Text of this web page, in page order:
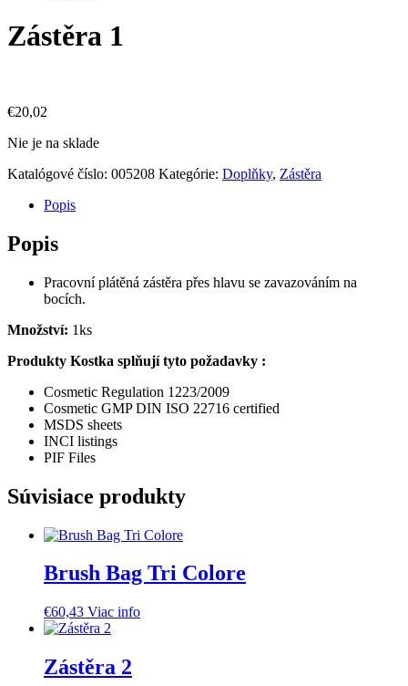
Zástěra 1
€20,02
Nie je na sklade
Katalógové číslo: 005208 Kategórie: Doplňky, Zástěra
Popis
Popis
Pracovní plátěná zástěra přes hlavu se zavazováním na
bocích.
Množství: 1ks
Produkty Kostka splňují tyto požadavky :
Cosmetic Regulation 1223/2009
Cosmetic GMP DIN ISO 22716 certified
MSDS sheets
INCI listings
PIF Files
Súvisiace produkty
Brush Bag Tri Colore
€60,43 Viac info
Zástěra 2